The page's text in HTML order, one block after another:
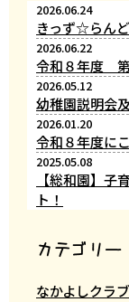
2026.06.24
きっず☆らん
2026.06.22
令和８年度 第
2026.05.12
幼稚園説明会
2026.01.20
令和８年度に
2025.05.08
【総和園】子
ト！
カテゴリー
なかよしクラブ